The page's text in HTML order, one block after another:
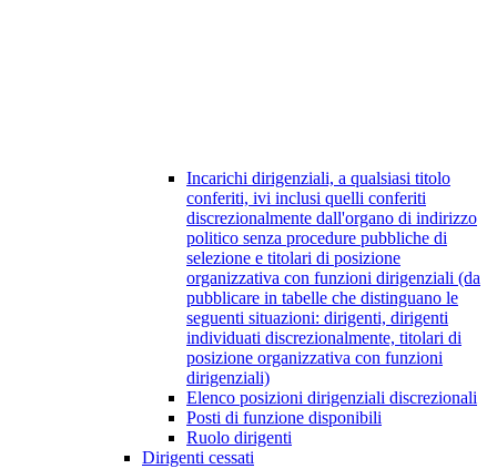
Incarichi dirigenziali, a qualsiasi titolo
conferiti, ivi inclusi quelli conferiti
discrezionalmente dall'organo di indirizzo
politico senza procedure pubbliche di
selezione e titolari di posizione
organizzativa con funzioni dirigenziali (da
pubblicare in tabelle che distinguano le
seguenti situazioni: dirigenti, dirigenti
individuati discrezionalmente, titolari di
posizione organizzativa con funzioni
dirigenziali)
Elenco posizioni dirigenziali discrezionali
Posti di funzione disponibili
Ruolo dirigenti
Dirigenti cessati